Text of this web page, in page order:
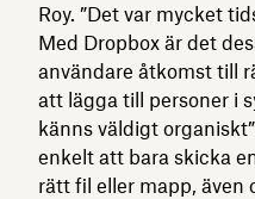
Roy. ”Det var mycket
Med Dropbox är det
användare åtkomst till
att lägga till personer i
känns väldigt
enkelt att bara skicka
rätt fil eller mapp, även